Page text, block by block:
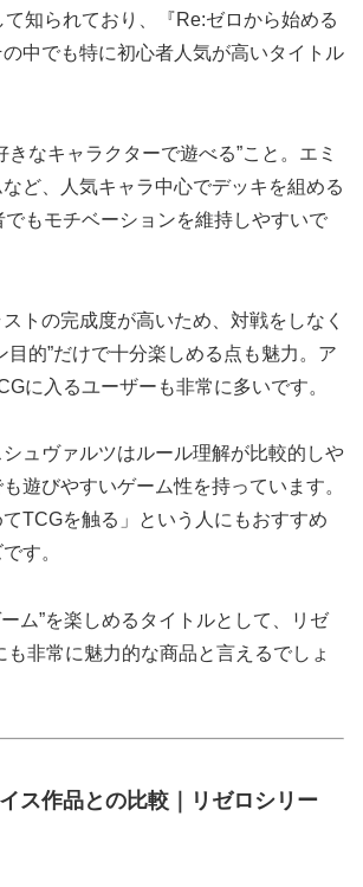
知られており、『Re:ゼロから始める
中でも特に初心者人気が高いタイトル
きなキャラクターで遊べる”こと。エミ
ど、人気キャラ中心でデッキを組める
もモチベーションを維持しやすいで
トの完成度が高いため、対戦をしなく
目的”だけで十分楽しめる点も魅力。ア
に入るユーザーも非常に多いです。
ュヴァルツはルール理解が比較的しや
遊びやすいゲーム性を持っています。
TCGを触る」という人にもおすすめ
す。
ム”を楽しめるタイトルとして、リゼ
も非常に魅力的な商品と言えるでしょ
ス作品との比較｜リゼロシリー